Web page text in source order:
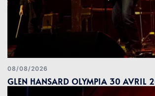
08/08/2026
GLEN HANSARD OLYMPIA 30 AVRIL